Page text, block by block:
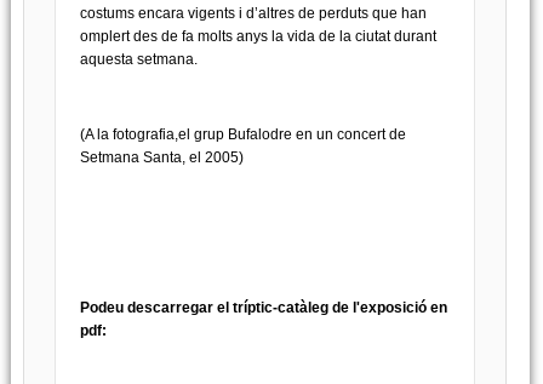
costums encara vigents i d’altres de perduts que han
omplert des de fa molts anys la vida de la ciutat durant
aquesta setmana.
(A la fotografia,el grup Bufalodre en un concert de
Setmana Santa, el 2005)
Podeu descarregar el tríptic-catàleg de l'exposició en
pdf: